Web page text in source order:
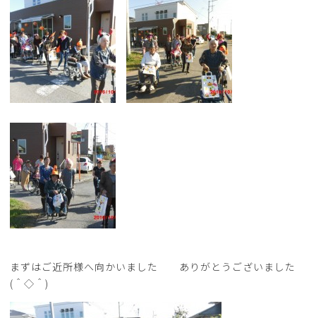
まずはご近所様へ向かいました ありがとうございました
(＾◇＾)